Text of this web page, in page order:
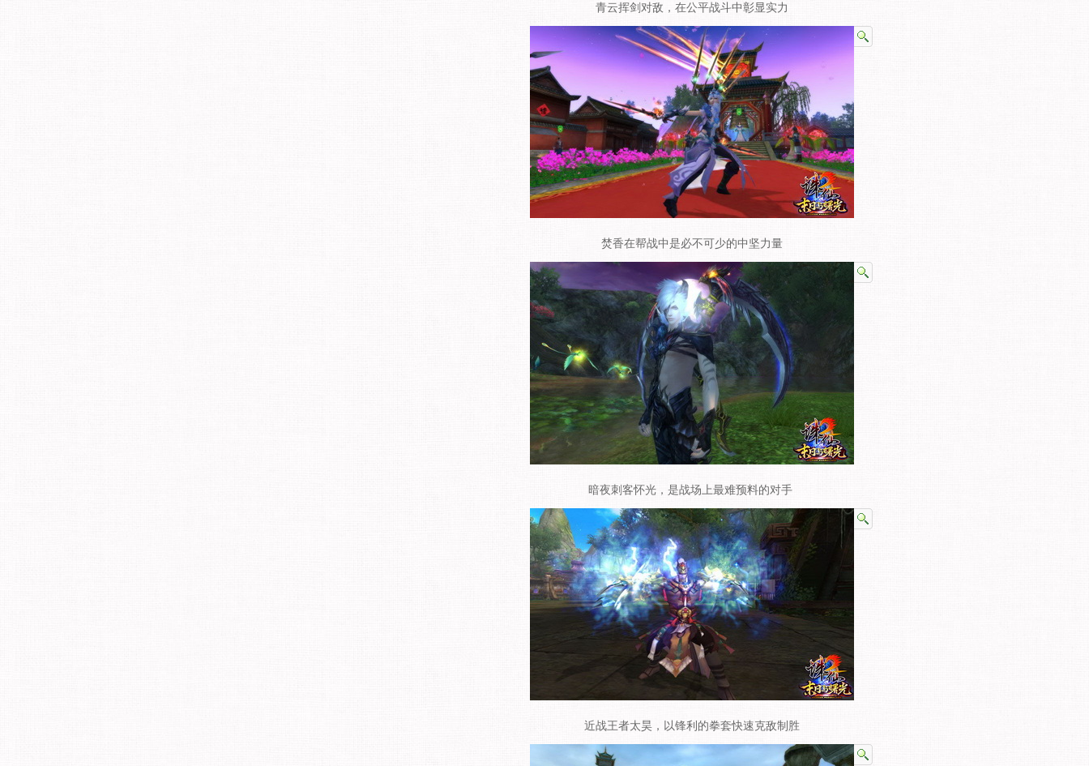
青云挥剑对敌，在公平战斗中彰显实力
焚香在帮战中是必不可少的中坚力量
暗夜刺客怀光，是战场上最难预料的对手
近战王者太昊，以锋利的拳套快速克敌制胜